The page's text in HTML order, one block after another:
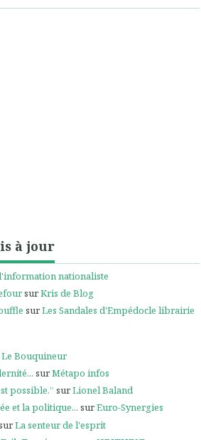
à jour
nationaliste
surKris de Blog
surLes Sandales d'Empédocle librairie
Le Bouquineur
surMétapo infos
possible.” surLionel Baland
et la politique... surEuro-Synergies
La senteur de l'esprit